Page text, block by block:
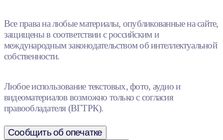
Все права на любые материалы, опубликованные на сайте,
защищены в соответствии с российским и
международным законодательством об интеллектуальной
собственности.
Любое использование текстовых, фото, аудио и
видеоматериалов возможно только с согласия
правообладателя (ВГТРК).
Сообщить об опечатке